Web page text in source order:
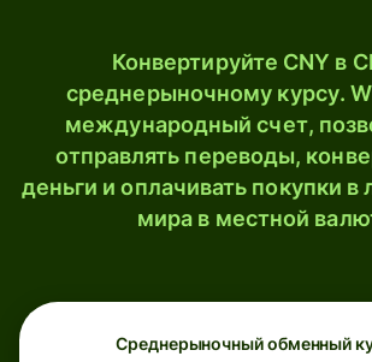
Конвертируйте CNY в
среднерыночному курсу.
международный счет,
отправлять переводы,
деньги и оплачивать покупки в
мира в местной
Среднерыночный обменный